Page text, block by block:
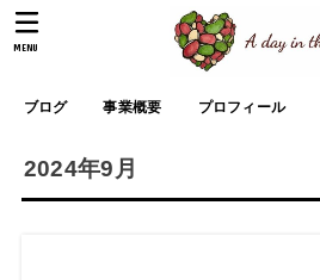
ブログ 事業概要 プロフィール
MENU
2024年9月